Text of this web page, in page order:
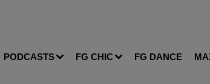
PODCASTS FG CHIC FG DANCE